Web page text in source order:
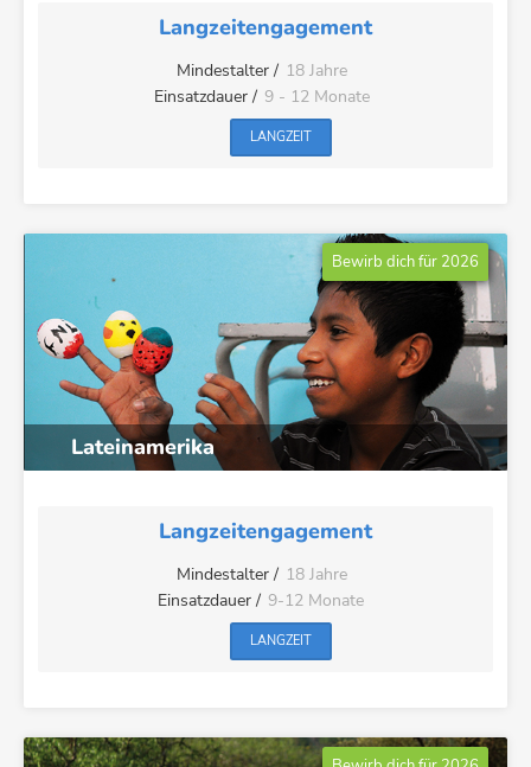
Langzeitengagement
Mindestalter / 18 Jahre
Einsatzdauer / 9 - 12 Monate
LANGZEIT
Lateinamerika
Bewirb dich für 2026
Langzeitengagement
Mindestalter / 18 Jahre
Einsatzdauer / 9-12 Monate
LANGZEIT